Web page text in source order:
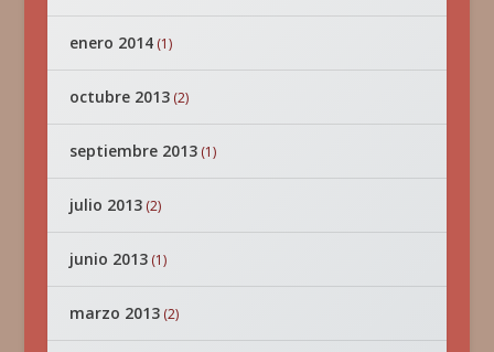
enero 2014(1)
octubre 2013(2)
septiembre 2013(1)
julio 2013(2)
junio 2013(1)
marzo 2013(2)